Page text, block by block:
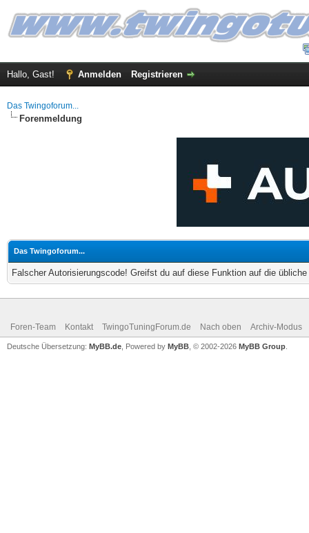
Hallo, Gast! Anmelden Registrieren
Das Twingoforum...
Forenmeldung
Das Twingoforum...
Falscher Autorisierungscode! Greifst du auf diese Funktion auf die
Foren-Team Kontakt TwingoTuningForum.de Nach oben Archiv-Modus
Deutsche Übersetzung: MyBB.de , Powered by MyBB , © 2002-2026 MyBB Group